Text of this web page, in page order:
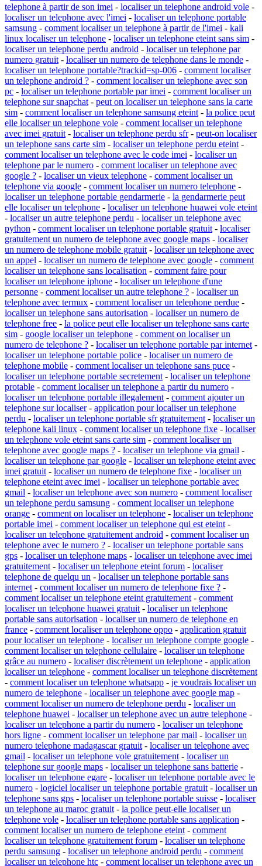
telephone à partir de son imei - localiser un telephone android vole -
localiser un telephone avec l'imei - localiser un telephone portable
samsung - comment localiser un telephone à partir de l'imei - kali
linux localiser un telephone - localiser un telephone eteint sans sim -
localiser un telephone perdu android - localiser un telephone par
numero gratuit - localiser un numero de telephone dans le monde -
localiser un telephone portable?trackid=sp-006 - comment localiser
un telephone android ? - comment localiser un telephone avec son
pc - localiser un telephone portable par imei - comment localiser un
telephone sur snapchat - peut on localiser un telephone sans la carte
sim - comment localiser un telephone samsung eteint - la police peut
elle localiser un telephone vole - comment localiser un telephone
avec imei gratuit - localiser un telephone perdu sfr- peut-on localiser
un telephone sans carte sim - localiser un telephone perdu eteint -
comment localiser un telephone avec le code imei - localiser un
telephone par le numero - comment localiser un telephone avec
google ? - localiser un vieux telephone - comment localiser un
telephone via google - comment localiser un numero telephone -
localiser un telephone portable gendarmerie - la gendarmerie peut
elle localiser un telephone - localiser un telephone huawei vole eteint
- localiser un autre telephone perdu - localiser un telephone avec
python - comment localiser un telephone portable gratuit - localiser
gratuitement un numero de telephone avec google maps - localiser
un numero de telephone mobile gratuit - localiser un telephone avec
un appel - localiser un numero de telephone avec google - comment
localiser un telephone sans localisation - comment faire pour
localiser un telephone iphone - localiser un telephone d'une
personne - comment localiser un autre telephone ? - localiser un
telephone avec termux - comment localiser un telephone perdue -
localiser un telephone sans autorisation - localiser un numero de
telephone free - la police peut elle localiser un telephone sans carte
sim - google localiser un telephone - comment on localiser un
numero de telephone ? - localiser un telephone portable par internet -
localiser un telephone portable police - localiser un numero de
telephone mobile - comment localiser un telephone sans puce -
localiser un telephone portable secretement - localiser un telephone
protable - comment localiser un telephone a partir du numero -
localiser un telephone portable illegalement - comment ajouter un
telephone sur localiser- application pour localiser un telephone
perdu - localiser un telephone portable sfr gratuitement - localiser un
telephone kali linux - comment localiser un telephone fixe - localiser
un telephone vole eteint sans carte sim - comment localiser un
telephone avec google maps ? - localiser un telephone via gmail -
localiser un telephone par google - localiser un telephone eteint avec
imei gratuit - localiser un numero de telephone fixe - localiser un
telephone eteint avec imei - localiser un telephone portable avec
gmail - localiser un telephone avec son numero - comment localiser
un telephone perdu samsung - comment localiser un telephone
orange - comment on localiser un telephone - localiser un telephone
portable imei - comment localiser un telephone qui est eteint -
localiser un telephone gratuitement android - comment localiser un
telephone avec le numero ? - localiser un telephone portable sans
gps - localiser un telephone maps - localiser un telephone avec imei
gratuitement - localiser un telephone eteint forum - localiser
telephone de quelqu un - localiser un telephone portable sans
internet - comment localiser un numero de telephone fixe ? -
comment localiser un telephone eteint gratuitement - comment
localiser un telephone huawei gratuit - localiser un telephone
portable sans autorisation - localiser un numero de telephone en
france - comment localiser un telephone oppo - application gratuit
pour localiser un telephone - localiser un telephone compte google -
comment localiser un telephone cellulaire - localiser un telephone
grâce au numero - localiser discrètement un telephone - application
localiser un telephone - comment localiser un telephone discrètement
- comment localiser un telephone whatsapp - je voudrais localiser un
numero de telephone - localiser un telephone avec google map -
comment localiser un numero de telephone perdu - localiser un
telephone huawei - localiser un telephone avec un autre telephone -
localiser un telephone a partir du numero - localiser un telephone
hors ligne - comment localiser un telephone par mail - localiser un
numero telephone madagascar gratuit - localiser un telephone avec
gmail - localiser un telephone vole gratuitement - localiser un
telephone sur google maps - localiser un telephone sans batterie -
localiser un telephone egare - localiser un telephone portable avec le
numero - logiciel localiser un telephone portable gratuit - localiser un
telephone sans gps - localiser un telephone portable suisse - localiser
un telephone au maroc gratuit - la police peut-elle localiser un
telephone vole - localiser un telephone portable sans application -
comment localiser un numero de telephone eteint - comment
localiser un telephone gratuitement forum - localiser un telephone
perdu samsung - localiser un telephone android perdu - comment
localiser un telephone htc - comment localiser un telephone avec un